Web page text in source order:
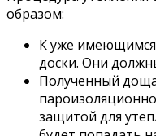
образом:
К уже имеющимся
доски. Они
Полученный
защитой для